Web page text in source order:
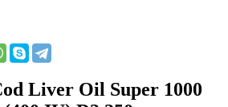
Liver Oil Super 1000